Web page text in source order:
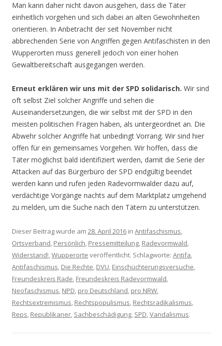
Man kann daher nicht davon ausgehen, dass die Täter
einheitlich vorgehen und sich dabei an alten Gewohnheiten
orientieren. In Anbetracht der seit November nicht
abbrechenden Serie von Angriffen gegen Antifaschisten in den
Wupperorten muss generell jedoch von einer hohen
Gewaltbereitschaft ausgegangen werden.
Erneut erklären wir uns mit der SPD solidarisch. Wir sind
oft selbst Ziel solcher Angriffe und sehen die
Auseinandersetzungen, die wir selbst mit der SPD in den
meisten politischen Fragen haben, als untergeordnet an. Die
Abwehr solcher Angriffe hat unbedingt Vorrang. Wir sind hier
offen für ein gemeinsames Vorgehen. Wir hoffen, dass die
Täter möglichst bald identifiziert werden, damit die Serie der
Attacken auf das Bürgerbüro der SPD endgültig beendet
werden kann und rufen jeden Radevormwalder dazu auf,
verdächtige Vorgänge nachts auf dem Marktplatz umgehend
zu melden, um die Suche nach den Tätern zu unterstützen.
Dieser Beitrag wurde am 28. April 2016 in Antifaschismus,
Ortsverband, Persönlich, Pressemitteilung, Radevormwald,
Widerstand!,Wupperorte veröffentlicht. Schlagworte: Antifa,
Antifaschismus, Die Rechte, DVU, Einschüchterungsversuche,
Freundeskreis Rade, Freundeskreis Radevormwald,
Neofaschismus, NPD, pro Deutschland, pro NRW,
Rechtsextremismus, Rechtspopulismus, Rechtsradikalismus,
Reps, Republikaner, Sachbeschädigung, SPD,Vandalismus.